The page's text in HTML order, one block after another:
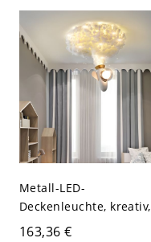
Metallrand - Rot 110V-
120V 40,64 cm
Metall-LED-
Deckenleuchte, kreativ,
Kinderzimmer, weiß -
163,36 €